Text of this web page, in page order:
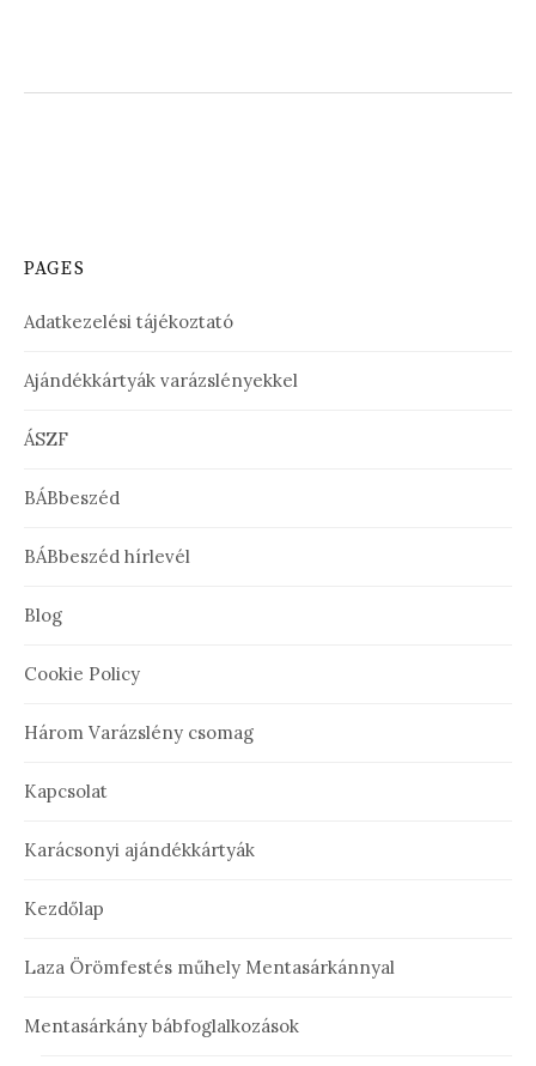
PAGES
Adatkezelési tájékoztató
Ajándékkártyák varázslényekkel
ÁSZF
BÁBbeszéd
BÁBbeszéd hírlevél
Blog
Cookie Policy
Három Varázslény csomag
Kapcsolat
Karácsonyi ajándékkártyák
Kezdőlap
Laza Örömfestés műhely Mentasárkánnyal
Mentasárkány bábfoglalkozások